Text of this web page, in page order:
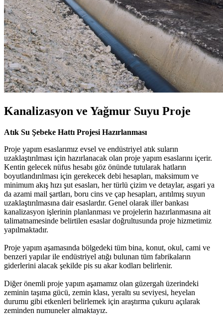
Kanalizasyon ve Yağmur Suyu Proje
Atık Su Şebeke Hattı Projesi Hazırlanması
Proje yapım esaslarımız evsel ve endüstriyel atık suların
uzaklaştırılması için hazırlanacak olan proje yapım esaslarını içerir.
Kentin gelecek nüfus hesabı göz önünde tutularak hatların
boyutlandırılması için gerekecek debi hesapları, maksimum ve
minimum akış hızı şut esasları, her türlü çizim ve detaylar, asgari ya
da azami mail şartları, boru cins ve çap hesapları, arıtılmış suyun
uzaklaştırılmasına dair esaslardır. Genel olarak iller bankası
kanalizasyon işlerinin planlanması ve projelerin hazırlanmasına ait
talimatnamesinde belirtilen esaslar doğrultusunda proje hizmetimiz
yapılmaktadır.
Proje yapım aşamasında bölgedeki tüm bina, konut, okul, cami ve
benzeri yapılar ile endüstriyel atığı bulunan tüm fabrikaların
giderlerini alacak şekilde pis su akar kodları belirlenir.
Diğer önemli proje yapım aşamamız olan güzergah üzerindeki
zeminin taşıma gücü, zemin klası, yeraltı su seviyesi, heyelan
durumu gibi etkenleri belirlemek için araştırma çukuru açılarak
zeminden numuneler almaktayız.